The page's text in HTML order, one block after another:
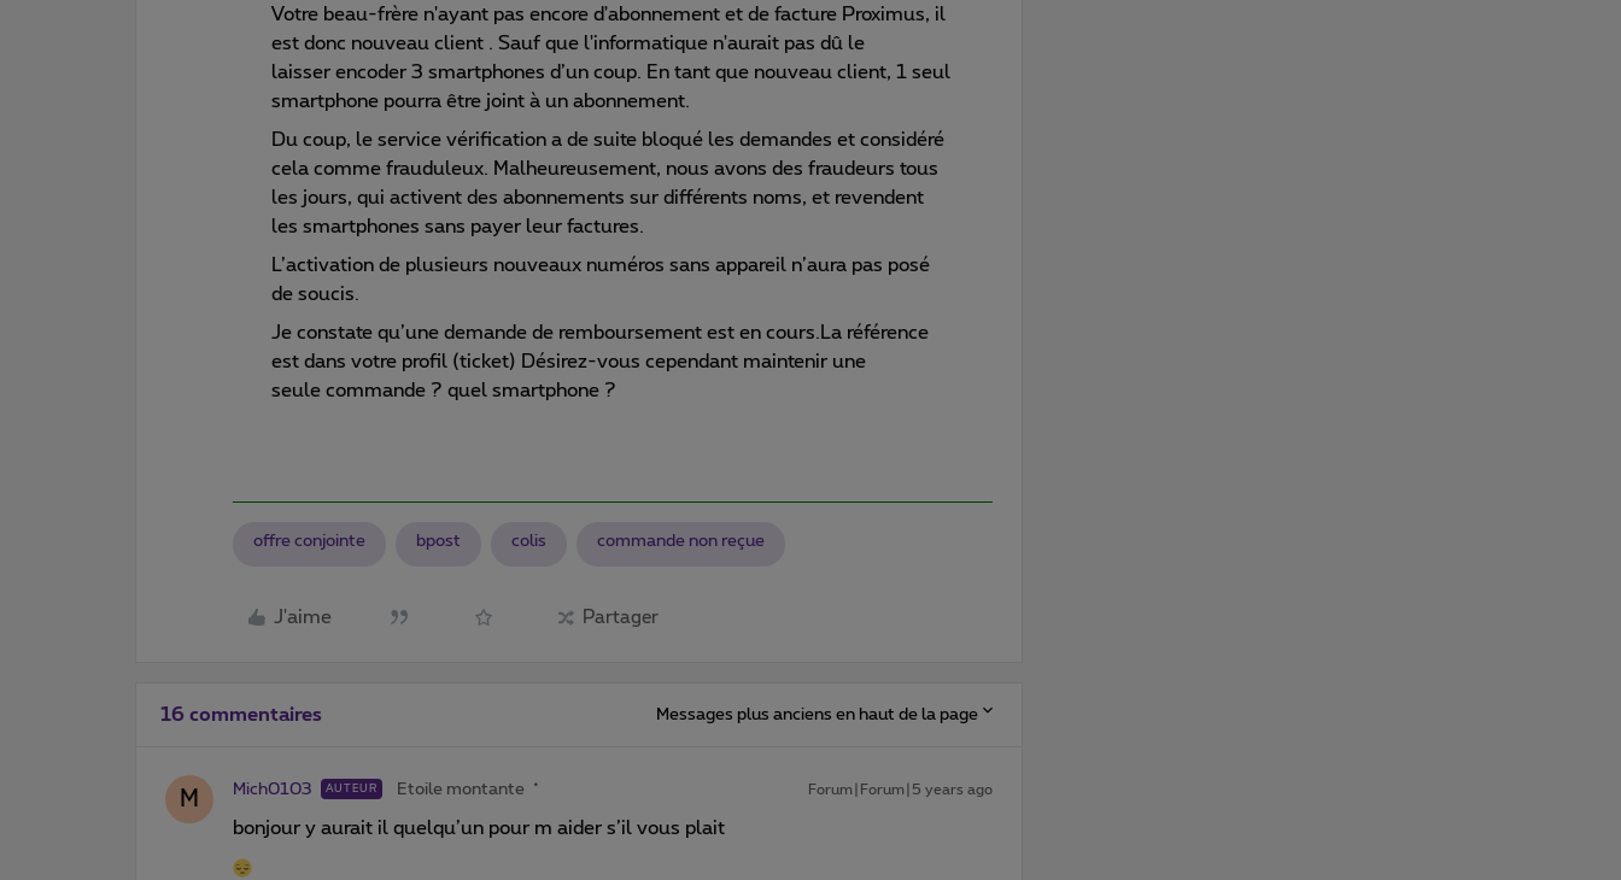
Votre beau-frère n'ayant pas encore d'abonnement et de facture Proximus, il
est donc nouveau client . Sauf que l'informatique n'aurait pas dû le
laisser encoder 3 smartphones d’un coup. En tant que nouveau client, 1 seul
smartphone pourra être joint à un abonnement.
Du coup, le service vérification a de suite bloqué les demandes et considéré
cela comme frauduleux. Malheureusement, nous avons des fraudeurs tous
les jours, qui activent des abonnements sur différents noms, et revendent
les smartphones sans payer leur factures.
L’activation de plusieurs nouveaux numéros sans appareil n’aura pas posé
de soucis.
Je constate qu’une demande de remboursement est en cours.La référence
est dans votre profil (ticket) Désirez-vous cependant maintenir une
seule commande ? quel smartphone ?
offre conjointe bpost colis commande non reçue
J'aime Partager
16 commentaires Messages plus anciens en haut de la page
M Mich0103 AUTEUR Etoile montante Forum|Forum|5 years ago
bonjour y aurait il quelqu’un pour m aider s’il vous plait